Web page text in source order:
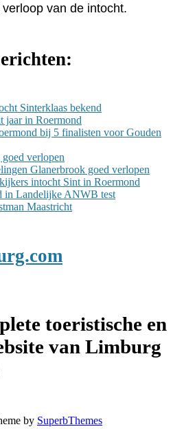
van de intocht.
Sinterklaas bekend
jaar in Roermond
bij 5 finalisten voor Gouden
verlopen
Glanerbrook goed verlopen
intocht Sint in Roermond
in Landelijke ANWB test
Maastricht
toeristische en
van Limburg
by SuperbThemes